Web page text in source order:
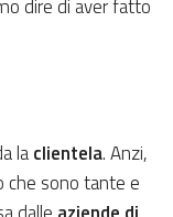
dire di aver fatto
laclientela. Anzi,
che sono tante e